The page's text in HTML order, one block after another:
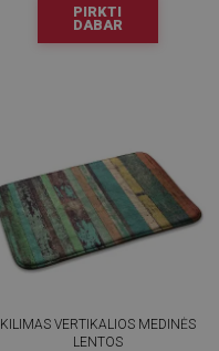
PIRKTI
DABAR
KILIMAS VERTIKALIOS MEDINĖS
LENTOS